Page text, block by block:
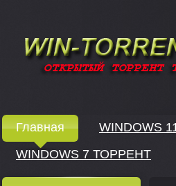
Главная WINDOWS
WINDOWS 7 ТОРРЕНТ